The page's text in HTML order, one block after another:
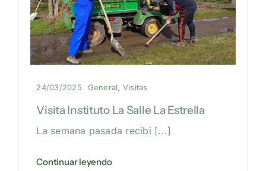
24/03/2025 General, Visitas
Visita Instituto La Salle La Estrella
La semana pasada recibi [...]
Continuar leyendo